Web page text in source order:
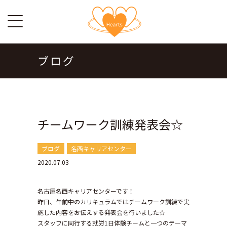
ブログ
チームワーク訓練発表会☆
ブログ
名西キャリアセンター
2020.07.03
名古屋名西キャリアセンターです！
昨日、午前中のカリキュラムではチームワーク訓練で実
施した内容をお伝えする発表会を行いました☆
スタッフに同行する就労1日体験チームと一つのテーマ